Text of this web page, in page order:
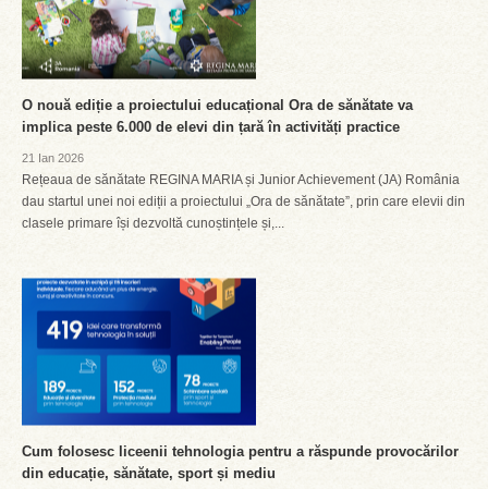
O nouă ediție a proiectului educațional Ora de sănătate va
implica peste 6.000 de elevi din țară în activități practice
21 Ian 2026
Rețeaua de sănătate REGINA MARIA și Junior Achievement (JA) România
dau startul unei noi ediții a proiectului „Ora de sănătate”, prin care elevii din
clasele primare își dezvoltă cunoștințele și,...
Cum folosesc liceenii tehnologia pentru a răspunde provocărilor
din educație, sănătate, sport și mediu